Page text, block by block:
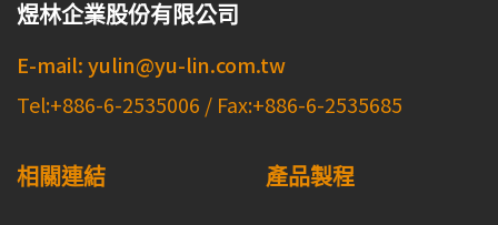
煜林企業股份有限公司
E-mail: yulin@yu-lin.com.tw
Tel:+886-6-2535006 / Fax:+886-6-2535685
相關連結 產品製程